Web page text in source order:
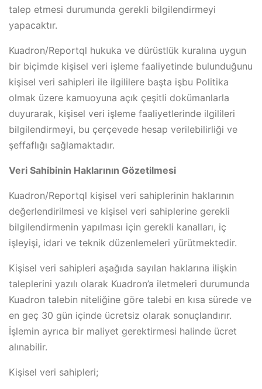
talep etmesi durumunda gerekli bilgilendirmeyi
yapacaktır.
Kuadron/Reportql hukuka ve dürüstlük kuralına uygun
bir biçimde kişisel veri işleme faaliyetinde bulunduğunu
kişisel veri sahipleri ile ilgililere başta işbu Politika
olmak üzere kamuoyuna açık çeşitli dokümanlarla
duyurarak, kişisel veri işleme faaliyetlerinde ilgilileri
bilgilendirmeyi, bu çerçevede hesap verilebilirliği ve
şeffaflığı sağlamaktadır.
Veri Sahibinin Haklarının Gözetilmesi
Kuadron/Reportql kişisel veri sahiplerinin haklarının
değerlendirilmesi ve kişisel veri sahiplerine gerekli
bilgilendirmenin yapılması için gerekli kanalları, iç
işleyişi, idari ve teknik düzenlemeleri yürütmektedir.
Kişisel veri sahipleri aşağıda sayılan haklarına ilişkin
taleplerini yazılı olarak Kuadron’a iletmeleri durumunda
Kuadron talebin niteliğine göre talebi en kısa sürede ve
en geç 30 gün içinde ücretsiz olarak sonuçlandırır.
İşlemin ayrıca bir maliyet gerektirmesi halinde ücret
alınabilir.
Kişisel veri sahipleri;